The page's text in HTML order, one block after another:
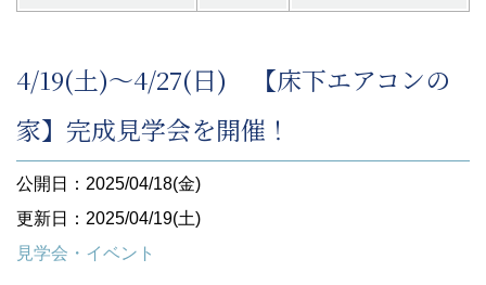
4/19(土)～4/27(日) 【床下エアコンの
家】完成見学会を開催！
公開日：2025/04/18(金)
更新日：2025/04/19(土)
見学会・イベント